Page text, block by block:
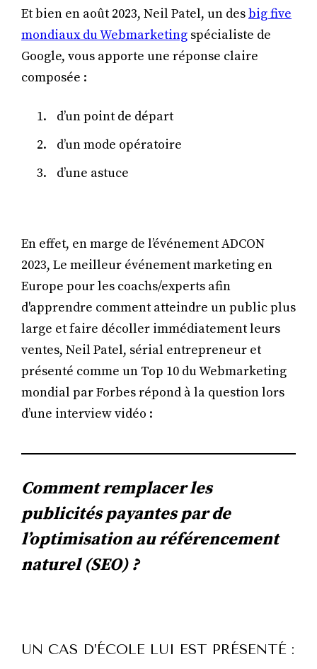
Et bien en août 2023, Neil Patel, un desbig five
mondiaux du Webmarketing spécialiste de
Google, vous apporte une réponse claire
composée :
d’un point de départ
d’un mode opératoire
d’une astuce
En effet, en marge de l’événement ADCON
2023, Le meilleur événement marketing en
Europe pour les coachs/experts afin
d'apprendre comment atteindre un public plus
large et faire décoller immédiatement leurs
ventes, Neil Patel, sérial entrepreneur et
présenté comme un Top 10 du Webmarketing
mondial par Forbes répond à la question lors
d’une interview vidéo :
Comment remplacer les
publicités payantes par de
l’optimisation au référencement
naturel (SEO) ?
UN CAS D’ÉCOLE LUI EST PRÉSENTÉ :